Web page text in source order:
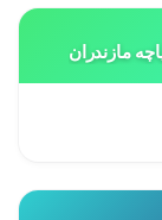
مازندران